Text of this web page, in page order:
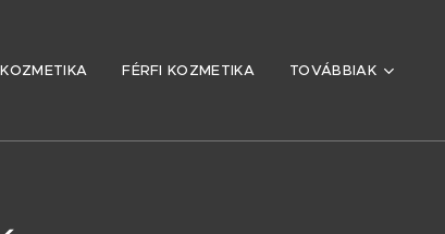
FÉRFI KOZMETIKA TOVÁBBIAK